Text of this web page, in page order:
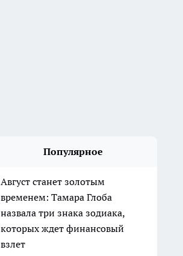
Популярное
Август станет золотым
временем: Тамара Глоба
назвала три знака зодиака,
которых ждет финансовый
взлет